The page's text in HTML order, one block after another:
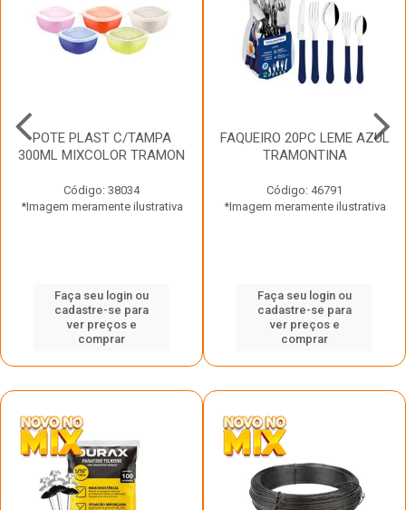
POTE PLAST C/TAMPA
300ML MIXCOLOR TRAMON
Código: 38034
*Imagem meramente ilustrativa
Faça seu login ou
cadastre-se para
ver preços e
comprar
FAQUEIRO 20PC LEME AZUL
TRAMONTINA
Código: 46791
*Imagem meramente ilustrativa
Faça seu login ou
cadastre-se para
ver preços e
comprar